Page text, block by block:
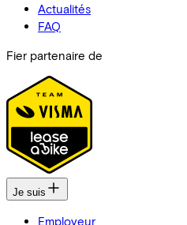
Actualités
FAQ
Fier partenaire de
Je suis
Employeur